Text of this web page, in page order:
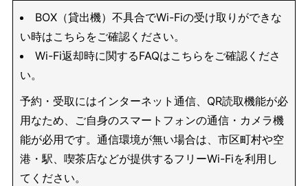
BOX（貸出機）不具合でWi-Fiの受け取りができな
い時はこちらをご確認ください。
Wi-Fi返却時に関するFAQはこちらをご確認くださ
い。
予約・受取にはインターネット通信、QR読取機能が必
用なため、ご自身のスマートフォンの通信・カメラ機
能が必用です。通信環境が無い場合は、市区町村や空
港・駅、喫茶店などが提供するフリーWi-Fiを利用し
てください。